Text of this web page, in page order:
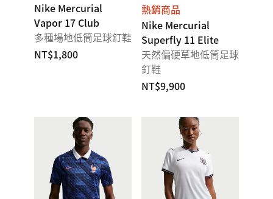
Nike Mercurial
Vapor 17 Club
多種場地低筒足球釘鞋
NT$1,800
熱銷商品
Nike Mercurial
Superfly 11 Elite
天然偏硬草地低筒足球
釘鞋
NT$9,900